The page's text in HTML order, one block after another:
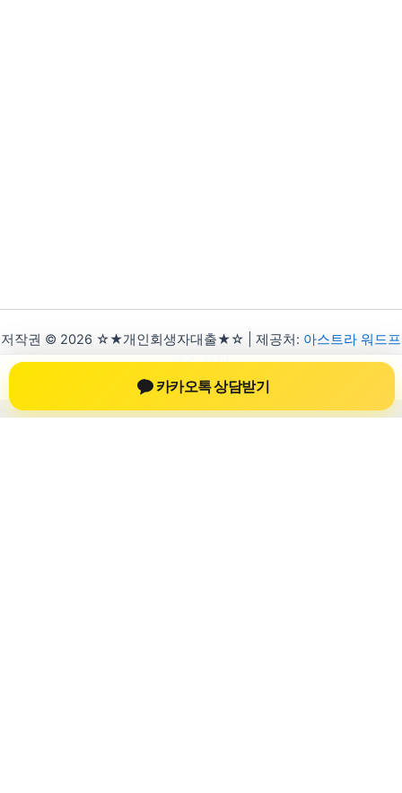
저작권 © 2026 ☆★개인회생자대출★☆ | 제공처: 아스트라 워드프
레스 테마
카카오톡 상담받기